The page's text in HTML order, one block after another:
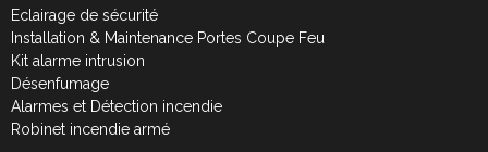
Eclairage de sécurité
Installation & Maintenance Portes Coupe Feu
Kit alarme intrusion
Désenfumage
Alarmes et Détection incendie
Robinet incendie armé